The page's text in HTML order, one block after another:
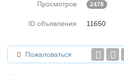
Просмотров
2478
ID объявления 11650
Пожаловаться